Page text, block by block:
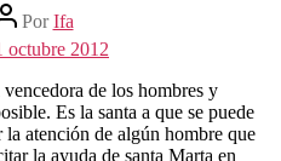
AutorPorIfa
octubre 2012
de los hombres y
Es la santa a que se puede
la atención de algún hombre que
la ayuda de santa Marta en